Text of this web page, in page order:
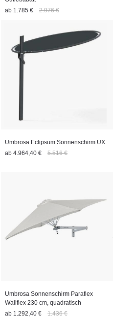
ab 1.785 € 2.976 €
Umbrosa Eclipsum Sonnenschirm UX
ab 4.964,40 € 5.516 €
Umbrosa Sonnenschirm Paraflex
Wallflex 230 cm, quadratisch
ab 1.292,40 € 1.436 €